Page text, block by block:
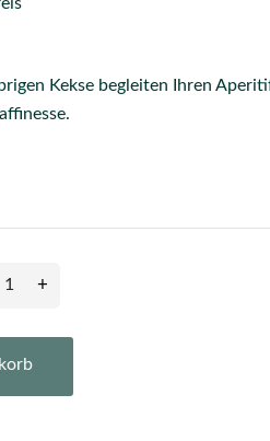
Kekse begleiten Ihren
+